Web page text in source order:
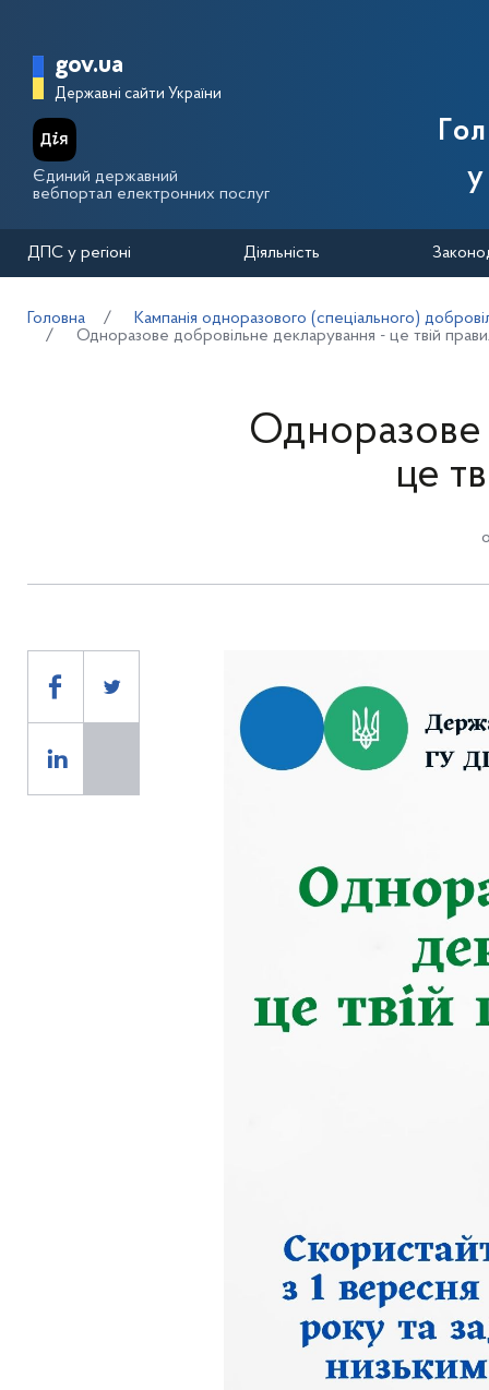
Головна сторінка Державної
gov.ua
Державні сайти України
Єдиний державний
вебпортал електронних послуг
ДПС у регіоні Діяльність
Головна
Кампанія одноразового (спеціального)
Одноразове добровільне декларування - це твій
Одноразове
це